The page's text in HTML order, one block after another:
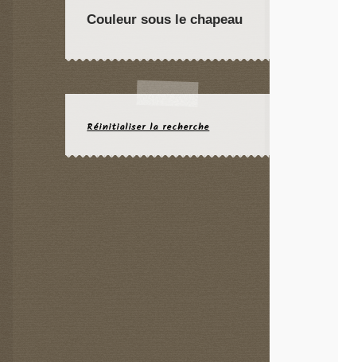
Couleur sous le chapeau
Réinitialiser la recherche